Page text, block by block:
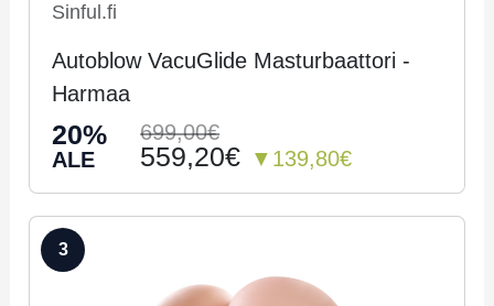
Sinful.fi
Autoblow VacuGlide Masturbaattori -
Harmaa
20%
ALE
699,00€
559,20€ ▼139,80€
3